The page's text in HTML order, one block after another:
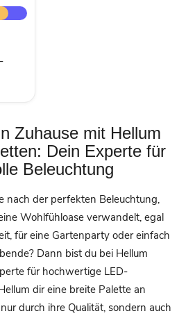
Zuhause mit Hellum
Dein Experte für
Beleuchtung
nach der perfekten Beleuchtung,
Wohlfühloase verwandelt, egal
für eine Gartenparty oder einfach
Dann bist du bei Hellum
für hochwertige LED-
dir eine breite Palette an
durch ihre Qualität, sondern auch